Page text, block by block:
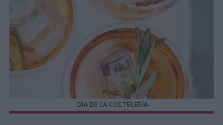
DÍA DE LA COCTELERÍA.